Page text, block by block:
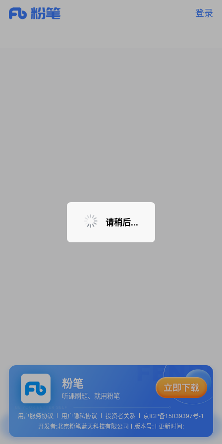
登录
暂无课程，敬请期待
粉笔
听课刷题、就用粉笔
用户服务协议 用户隐私协议 投资者关系
京ICP备15039397号-1
开发者:北京粉笔蓝天科技有限公司
版本号: 更新时间:
请稍后...